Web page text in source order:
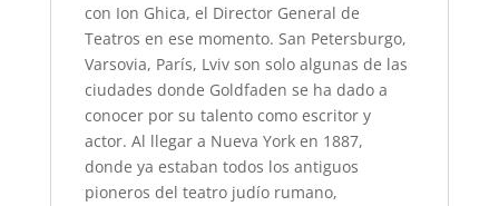
con Ion Ghica, el Director General de
Teatros en ese momento. San Petersburgo,
Varsovia, París, Lviv son solo algunas de las
ciudades donde Goldfaden se ha dado a
conocer por su talento como escritor y
actor. Al llegar a Nueva York en 1887,
donde ya estaban todos los antiguos
pioneros del teatro judío rumano,